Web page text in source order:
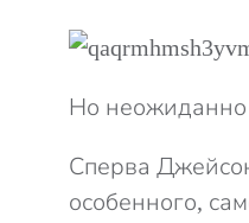
Но неожиданно
Сперва
особенного,